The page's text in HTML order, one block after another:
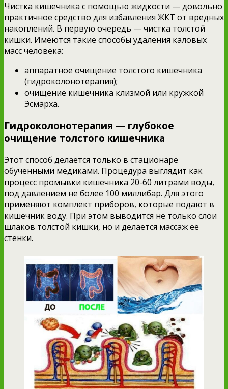
Чистка кишечника с помощью жидкости — довольно
практичное средство для избавления ЖКТ от вредных
накоплений. В первую очередь — чистка толстой
кишки. Имеются такие способы удаления каловых
масс человека:
аппаратное очищение толстого кишечника
(гидроколонотерапия);
очищение кишечника клизмой или кружкой
Эсмарха.
Гидроколонотерапия — глубокое
очищение толстого кишечника
Этот способ делается только в стационаре
обученными медиками. Процедура выглядит как
процесс промывки кишечника 20-60 литрами воды,
под давлением не более 100 миллибар. Для этого
применяют комплект приборов, которые подают в
кишечник воду. При этом выводится не только слои
шлаков толстой кишки, но и делается массаж её
стенки.